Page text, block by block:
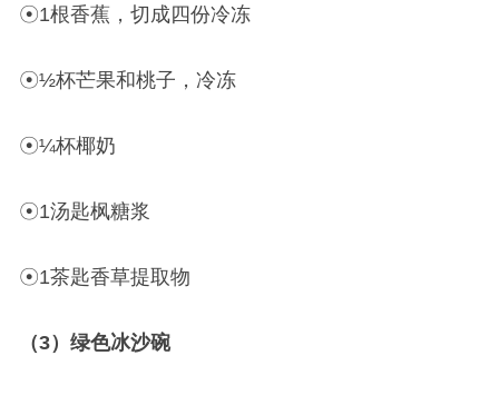
☉1根香蕉，切成四份冷冻
☉½杯芒果和桃子，冷冻
☉¼杯椰奶
☉1汤匙枫糖浆
☉1茶匙香草提取物
（3）绿色冰沙碗